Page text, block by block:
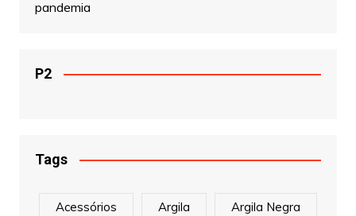
pandemia
P2
Tags
Acessórios Argila Argila Negra